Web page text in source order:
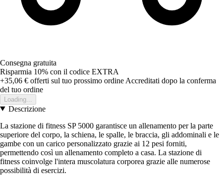
Consegna gratuita
Risparmia 10% con il codice EXTRA
+35,06 € offerti sul tuo prossimo ordine Accreditati dopo la conferma
del tuo ordine
Loading...
Descrizione
La stazione di fitness SP 5000 garantisce un allenamento per la parte
superiore del corpo, la schiena, le spalle, le braccia, gli addominali e le
gambe con un carico personalizzato grazie ai 12 pesi forniti,
permettendo così un allenamento completo a casa. La stazione di
fitness coinvolge l'intera muscolatura corporea grazie alle numerose
possibilità di esercizi.